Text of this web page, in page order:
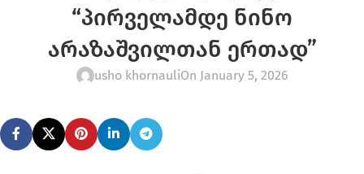
“პირველამდე ნინო
არაზაშვილთან ერთად”
usho khornauliOn January 5, 2026